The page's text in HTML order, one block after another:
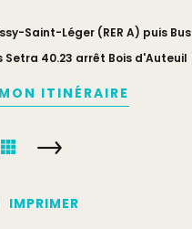
Saint-Léger (RER A) puis Bus
Setra 40.23 arrêt Bois d'Auteuil
ITINÉRAIRE
IMPRIMER